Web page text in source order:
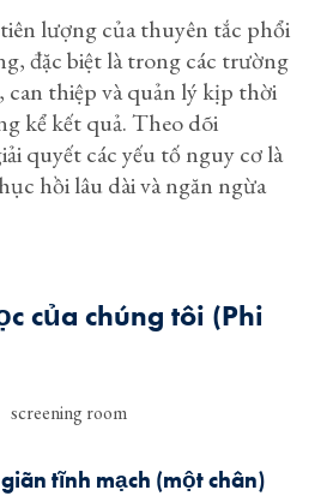
lượng của thuyên tắc phổi
đặc biệt là trong các trường
thiệp và quản lý kịp thời
kể kết quả. Theo dõi
quyết các yếu tố nguy cơ là
hồi lâu dài và ngăn ngừa
của chúng tôi (Phi
tĩnh mạch (một chân)